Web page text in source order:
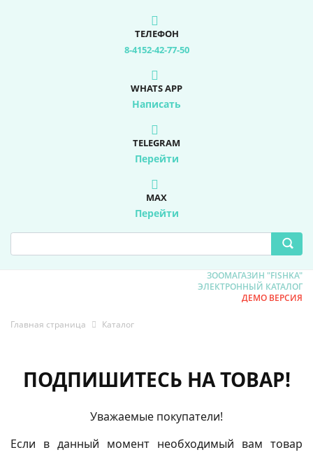
ТЕЛЕФОН
8-4152-42-77-50
WHATS APP
Написать
TELEGRAM
Перейти
MAX
Перейти
ЗООМАГАЗИН "FISHKA"
ЭЛЕКТРОННЫЙ КАТАЛОГ
ДЕМО ВЕРСИЯ
Главная страница Каталог
ПОДПИШИТЕСЬ НА ТОВАР!
Уважаемые покупатели!
Если в данный момент необходимый вам товар